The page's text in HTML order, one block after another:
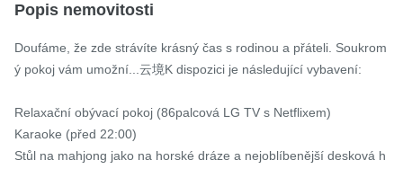
Popis nemovitosti
Doufáme, že zde strávíte krásný čas s rodinou a přáteli. Soukrom
ý pokoj vám umožní...云境K dispozici je následující vybavení:
Relaxační obývací pokoj (86palcová LG TV s Netflixem)
Karaoke (před 22:00)
Stůl na mahjong jako na horské dráze a nejoblíbenější desková h